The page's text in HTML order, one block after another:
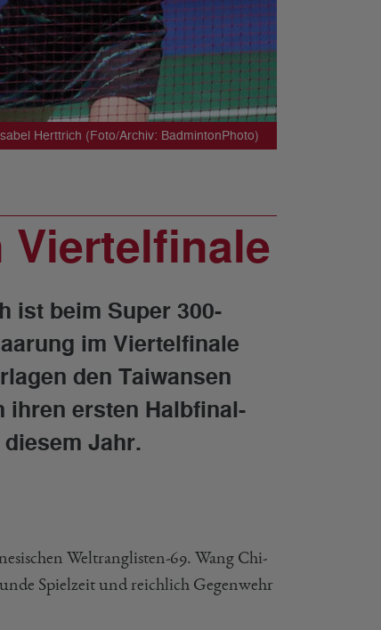
Herttrich (Foto/Archiv: BadmintonPhoto)
ist beim Super 300-
im Viertelfinale
den Taiwansen
ihren ersten Halbfinal-
Jahr.
Weltranglisten-69. Wang Chi-
Spielzeit und reichlich Gegenwehr